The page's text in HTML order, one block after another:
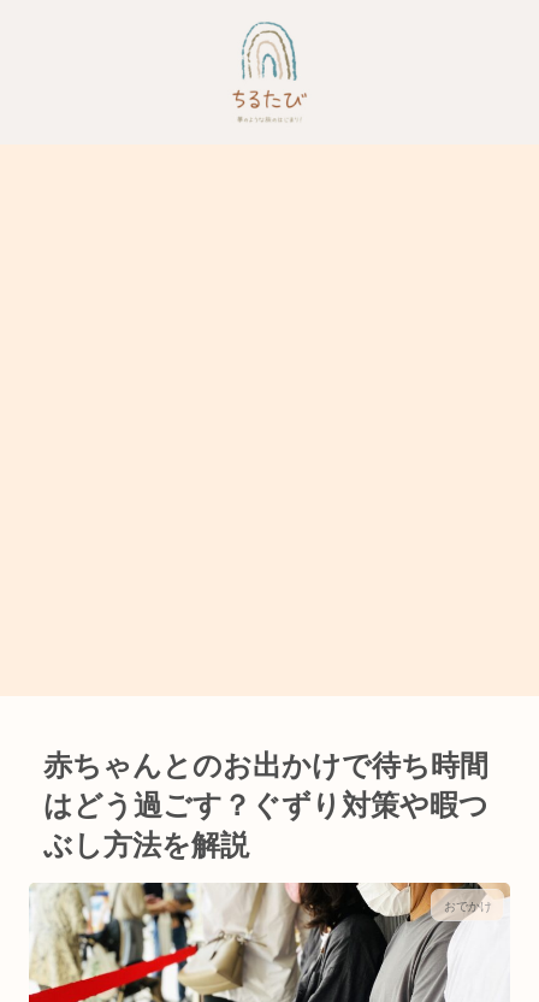
赤ちゃんとのお出かけで待ち時間
はどう過ごす？ぐずり対策や暇つ
ぶし方法を解説
おでかけ